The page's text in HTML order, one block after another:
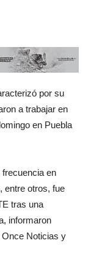
por su
a trabajar en
en Puebla
en
entre otros, fue
tras una
informaron
Noticias y